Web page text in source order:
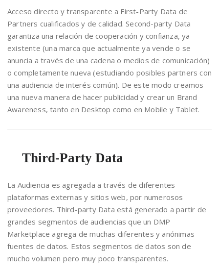
Acceso directo y transparente a First-Party Data de
Partners cualificados y de calidad. Second-party Data
garantiza una relación de cooperación y confianza, ya
existente (una marca que actualmente ya vende o se
anuncia a través de una cadena o medios de comunicación)
o completamente nueva (estudiando posibles partners con
una audiencia de interés común). De este modo creamos
una nueva manera de hacer publicidad y crear un Brand
Awareness, tanto en Desktop como en Mobile y Tablet.
Third-Party Data
La Audiencia es agregada a través de diferentes
plataformas externas y sitios web, por numerosos
proveedores. Third-party Data está generado a partir de
grandes segmentos de audiencias que un DMP
Marketplace agrega de muchas diferentes y anónimas
fuentes de datos. Estos segmentos de datos son de
mucho volumen pero muy poco transparentes.